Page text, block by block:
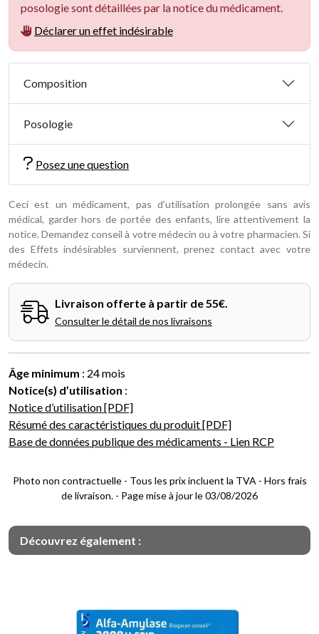
posologie sont détaillées par la notice du médicament.
Déclarer un effet indésirable
Composition
Posologie
Posez une question
Ceci est un médicament, pas d’utilisation prolongée sans avis
médical, garder hors de portée des enfants, lire attentivement la
notice. Demandez conseil à votre médecin ou à votre pharmacien. Si
des Effets indésirables surviennent, prenez contact avec votre
médecin.
Livraison offerte à partir de 55€.
Consulter le détail de nos livraisons
Âge minimum : 24 mois
Notice(s) d’utilisation :
Notice d’utilisation [PDF]
Résumé des caractéristiques du produit [PDF]
Base de données publique des médicaments - Lien RCP
Photo non contractuelle - Tous les prix incluent la TVA - Hors frais
de livraison. - Page mise à jour le 03/08/2026
Découvrez également :